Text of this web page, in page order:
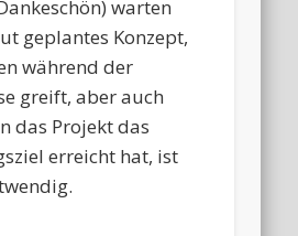
warten
geplantes Konzept,
während der
greift, aber auch
das Projekt das
erreicht hat, ist